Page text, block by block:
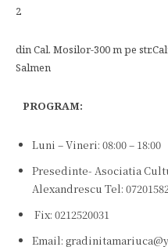
2
din Cal. Mosilor-300 m pe
Salmen
PROGRAM:
Luni – Vineri: 08:00 – 18:00
Presedinte- Asociatia
Alexandrescu Tel:
Fix: 0212520031
Email: